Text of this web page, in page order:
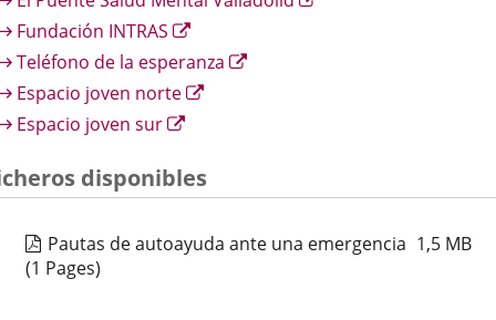
Fundación INTRAS
Enlace
a
una
aplicación
Teléfono de la esperanza
Enlace
Espacio joven norte
Enlace
externa.
Espacio joven sur
Enlace
una
aplicación
disponibles
Pautas de autoayuda ante una emergencia 1,5 MB
(1 Pages)